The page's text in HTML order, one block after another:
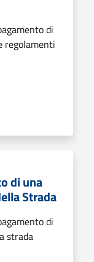
di
regolamenti
di una
Strada
di
strada